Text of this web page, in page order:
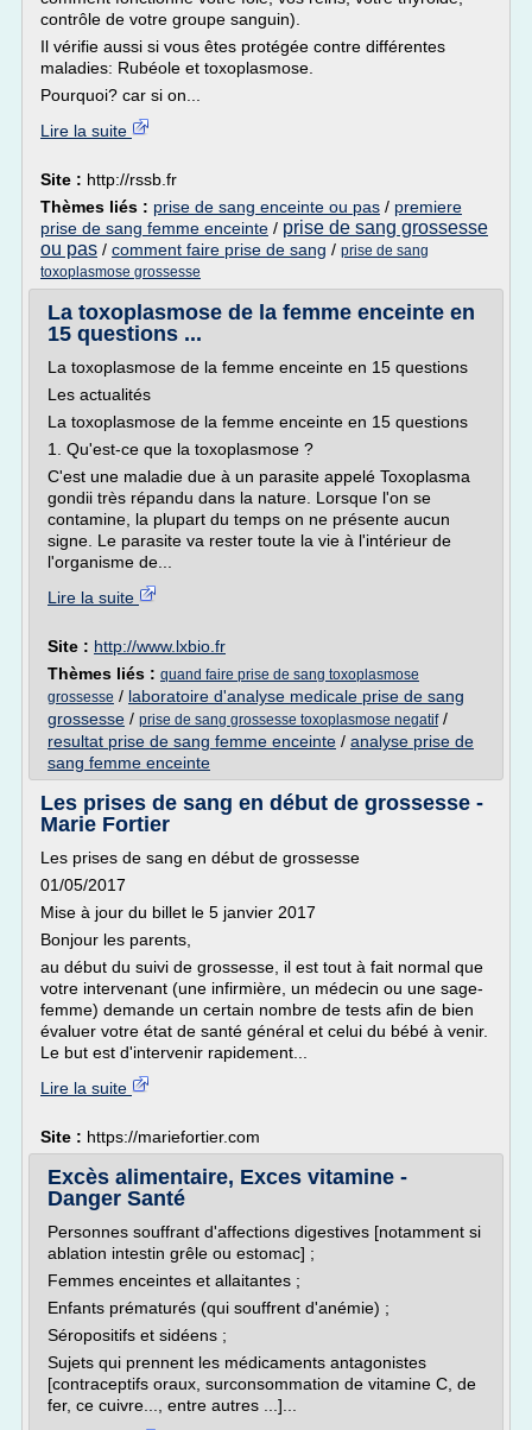
contrôle de votre groupe sanguin).
Il vérifie aussi si vous êtes protégée contre différentes
maladies: Rubéole et toxoplasmose.
Pourquoi? car si on...
Lire la suite
Site : http://rssb.fr
Thèmes liés : prise de sang enceinte ou pas / premiere
prise de sang femme enceinte / prise de sang grossesse
ou pas / comment faire prise de sang / prise de sang
toxoplasmose grossesse
La toxoplasmose de la femme enceinte en
15 questions ...
La toxoplasmose de la femme enceinte en 15 questions
Les actualités
La toxoplasmose de la femme enceinte en 15 questions
1. Qu'est-ce que la toxoplasmose ?
C'est une maladie due à un parasite appelé Toxoplasma
gondii très répandu dans la nature. Lorsque l'on se
contamine, la plupart du temps on ne présente aucun
signe. Le parasite va rester toute la vie à l'intérieur de
l'organisme de...
Lire la suite
Site : http://www.lxbio.fr
Thèmes liés : quand faire prise de sang toxoplasmose
grossesse / laboratoire d'analyse medicale prise de sang
grossesse / prise de sang grossesse toxoplasmose negatif/
resultat prise de sang femme enceinte / analyse prise de
sang femme enceinte
Les prises de sang en début de grossesse -
Marie Fortier
Les prises de sang en début de grossesse
01/05/2017
Mise à jour du billet le 5 janvier 2017
Bonjour les parents,
au début du suivi de grossesse, il est tout à fait normal que
votre intervenant (une infirmière, un médecin ou une sage-
femme) demande un certain nombre de tests afin de bien
évaluer votre état de santé général et celui du bébé à venir.
Le but est d'intervenir rapidement...
Lire la suite
Site : https://mariefortier.com
Excès alimentaire, Exces vitamine -
Danger Santé
Personnes souffrant d'affections digestives [notamment si
ablation intestin grêle ou estomac] ;
Femmes enceintes et allaitantes ;
Enfants prématurés (qui souffrent d'anémie) ;
Séropositifs et sidéens ;
Sujets qui prennent les médicaments antagonistes
[contraceptifs oraux, surconsommation de vitamine C, de
fer, ce cuivre..., entre autres ...]...